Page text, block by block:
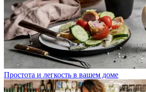
Простота и легкость в вашем доме